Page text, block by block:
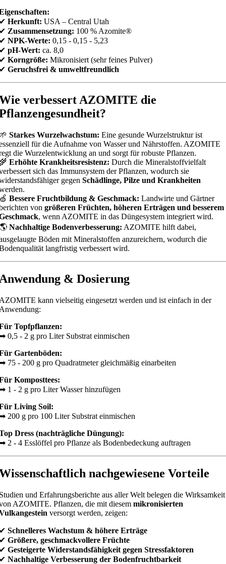
Herkunft: USA – Central Utah
Zusammensetzung: 100 % Azomite®
NPK-Werte: 0,15 - 0,15 - 5,23
pH-Wert: ca. 8,0
Korngröße: Mikronisiert (sehr feines Pulver)
Geruchsfrei & umweltfreundlich
verbessert AZOMITE die
Starkes Wurzelwachstum: Eine gesunde Wurzelstruktur ist
für die Aufnahme von Wasser und Nährstoffen. AZOMITE
die Wurzelentwicklung an und sorgt für robuste Pflanzen.
Erhöhte Krankheitsresistenz: Durch die Mineralstoffvielfalt
sich das Immunsystem der Pflanzen, wodurch sie
gegen Schädlinge, Pilze und Krankheiten
Bessere Fruchtbildung & Geschmack: Landwirte und Gärtner
von größeren Früchten, höheren Erträgen und besserem
, wenn AZOMITE in das Düngesystem integriert wird.
Nachhaltige Bodenverbesserung: AZOMITE hilft dabei,
Böden mit Mineralstoffen anzureichern, wodurch die
langfristig verbessert wird.
& Dosierung
kann vielseitig eingesetzt werden und ist einfach in der
Topfpflanzen:
0,5 - 2 g pro Liter Substrat einmischen
Gartenböden:
75 - 200 g pro Quadratmeter gleichmäßig einarbeiten
Komposttees:
1 - 2 g pro Liter Wasser hinzufügen
Living Soil:
200 g pro 100 Liter Substrat einmischen
Dress (nachträgliche Düngung):
2 - 4 Esslöffel pro Pflanze als Bodenbedeckung auftragen
nachgewiesene Vorteile
und Erfahrungsberichte aus aller Welt belegen die Wirksamkeit
AZOMITE. Pflanzen, die mit diesem mikronisierten
versorgt werden, zeigen:
Schnelleres Wachstum & höhere Erträge
Größere, geschmackvollere Früchte
Gesteigerte Widerstandsfähigkeit gegen Stressfaktoren
Nachhaltige Verbesserung der Bodenfruchtbarkeit